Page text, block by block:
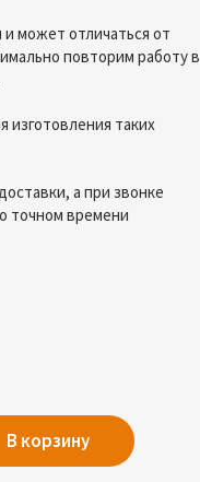
может отличаться от
повторим работу в
изготовления таких
а при звонке
точном времени
В корзину